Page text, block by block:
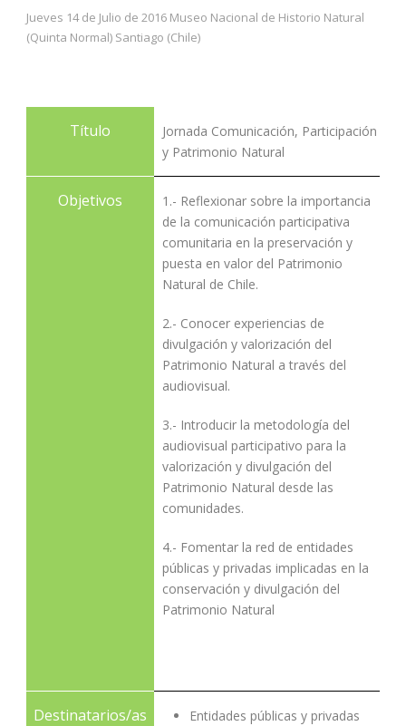
Jueves 14 de Julio de 2016 Museo Nacional de Historio Natural
(Quinta Normal) Santiago (Chile)
Título
Jornada Comunicación, Participación
y Patrimonio Natural
Objetivos
1.- Reflexionar sobre la importancia
de la comunicación participativa
comunitaria en la preservación y
puesta en valor del Patrimonio
Natural de Chile.
2.- Conocer experiencias de
divulgación y valorización del
Patrimonio Natural a través del
audiovisual.
3.- Introducir la metodología del
audiovisual participativo para la
valorización y divulgación del
Patrimonio Natural desde las
comunidades.
4.- Fomentar la red de entidades
públicas y privadas implicadas en la
conservación y divulgación del
Patrimonio Natural
Destinatarios/as
Entidades públicas y privadas